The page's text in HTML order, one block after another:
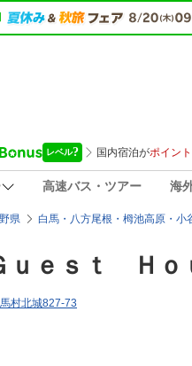
高速バス・ツアー 海
県 白馬・八方尾根・栂池高原・小
ｅｓｔ Ｈｏ
村北城827-73